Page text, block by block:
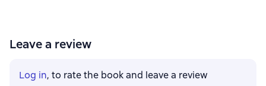
Leave a review
Log in, to rate the book and leave a review